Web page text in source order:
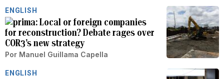
ENGLISH
Local or foreign companies
for reconstruction? Debate rages over
COR3's new strategy
Por Manuel Guillama Capella
ENGLISH